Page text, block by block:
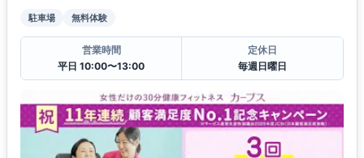
駐車場 無料体験
営業時間
平日 10:00〜13:00
定休日
毎週日曜日